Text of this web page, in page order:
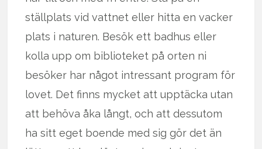
ställplats vid vattnet eller hitta en vacker
plats i naturen. Besök ett badhus eller
kolla upp om biblioteket på orten ni
besöker har något intressant program för
lovet. Det finns mycket att upptäcka utan
att behöva åka långt, och att dessutom
ha sitt eget boende med sig gör det än